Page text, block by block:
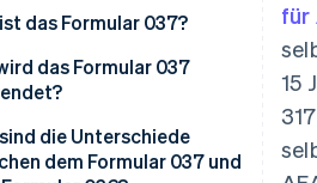
das Formular 037?
das Formular 037
die Unterschiede
dem Formular 037 und
für
15